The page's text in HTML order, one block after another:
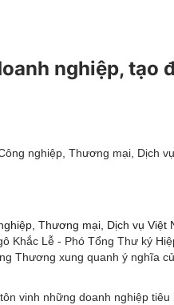
nghiệp, tạo
nghiệp, Thương mại, Dịch
Thương mại, Dịch vụ Việt
Khắc Lễ - Phó Tổng Thư ký
Thương xung quanh ý nghĩa
vinh những doanh nghiệp